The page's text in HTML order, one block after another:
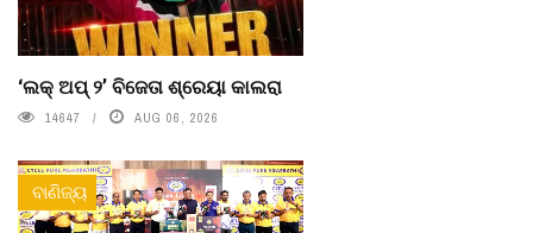
‘ଲକ୍ ଅପ୍ ୨’ ବିଜେତା ଶ୍ରେୟା କାଲରା
14647 AUG 06, 2026
ବାଣିଜ୍ୟ